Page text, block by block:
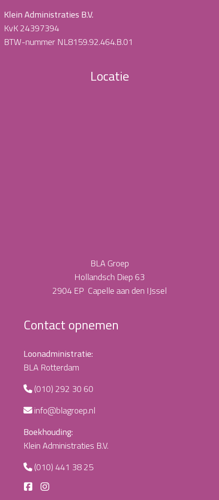
Klein Administraties B.V.
KvK 24397394
BTW-nummer NL8159.92.464.B.01
Locatie
BLA Groep
Hollandsch Diep 63
2904 EP Capelle aan den IJssel
Contact opnemen
Loonadministratie:
BLA Rotterdam
(010) 292 30 60
info@blagroep.nl
Boekhouding:
Klein Administraties B.V.
(010) 441 38 25